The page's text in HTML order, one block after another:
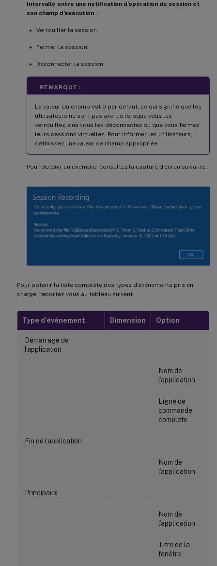
Intervalle entre une notification d’opération de session et
son champ d’exécution :
Verrouiller la session
Fermer la session
Déconnecter la session
REMARQUE :
La valeur du champ est 0 par défaut, ce qui signifie que les
utilisateurs ne sont pas avertis lorsque vous les
verrouillez, que vous les déconnectez ou que vous fermez
leurs sessions virtuelles. Pour informer les utilisateurs,
définissez une valeur de champ appropriée.
Pour obtenir un exemple, consultez la capture d’écran suivante :
Pour obtenir la liste complète des types d’événements pris en
charge, reportez-vous au tableau suivant.
Type d’événement Dimension Option
Démarrage de
l’application
Nom de
l’application
Ligne de
commande
complète
Fin de l’application
Nom de
l’application
Principaux
Nom de
l’application
Titre de la
fenêtre